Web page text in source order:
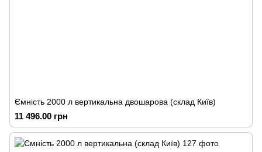
Ємність 2000 л вертикальна двошарова (склад Київ)
11 496.00 грн